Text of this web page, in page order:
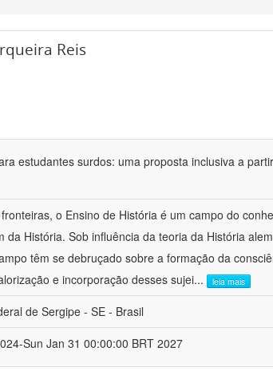
Reis
estudantes surdos: uma proposta inclusiva a
o Ensino de História é um campo do
da História. Sob influência da teoria da História
têm se debruçado sobre a formação da
e incorporação desses sujei... leia mais
de Sergipe - SE - Brasil
Sun Jan 31 00:00:00 BRT 2027